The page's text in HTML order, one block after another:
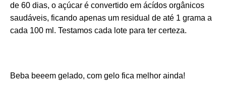
de 60 dias, o açúcar é convertido em ácídos orgânicos
saudáveis, ficando apenas um residual de até 1 grama a
cada 100 ml. Testamos cada lote para ter certeza.
Beba beeem gelado, com gelo fica melhor ainda!